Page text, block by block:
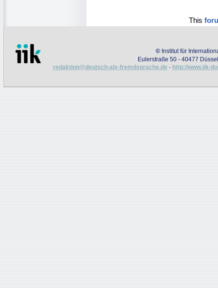
This
© Institut für
Eulerstraße 50 - 40477
redaktion@deutsch-als-fremdsprache.de - http://www.iik-